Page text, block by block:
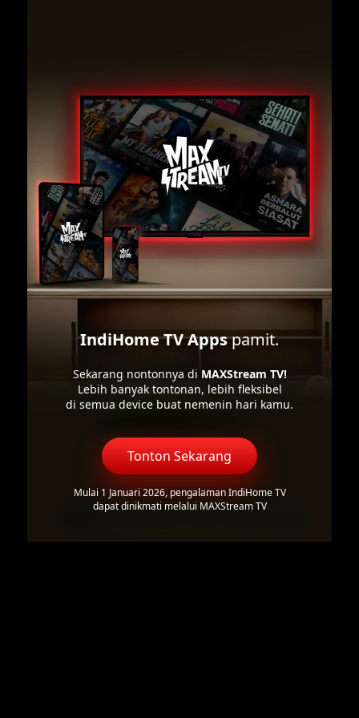
IndiHome TV Appspamit.
Sekarang nontonnya di MAXStream TV!
Lebih banyak tontonan, lebih fleksibel
di semua device buat nemenin hari kamu.
Tonton Sekarang
Mulai 1 Januari 2026, pengalaman IndiHome TV
dapat dinikmati melalui MAXStream TV